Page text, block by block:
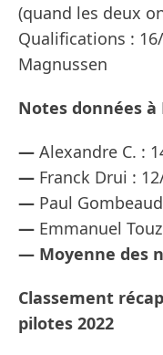
(quand les deux
Qualifications :
Magnussen
Notes données à
— Alexandre C. :
— Franck Drui :
— Paul
— Emmanuel
— Moyenne des
Classement
pilotes 2022